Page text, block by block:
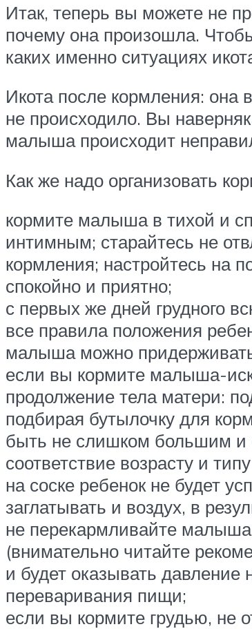
Итак, теперь вы можете не
почему она произошла.
каких именно ситуациях
Икота после кормления: она
не происходило. Вы
малыша происходит
Как же надо организовать
кормите малыша в тихой и
интимным; старайтесь не
кормления; настройтесь на
спокойно и приятно;
с первых же дней грудного
все правила положения
малыша можно придерживать
если вы кормите малыша-
продолжение тела матери:
подбирая бутылочку для
быть не слишком большим и
соответствие возрасту и
на соске ребенок не будет
заглатывать и воздух, в
не перекармливайте малыша
(внимательно читайте
и будет оказывать
переваривания пищи;
если вы кормите грудью, не